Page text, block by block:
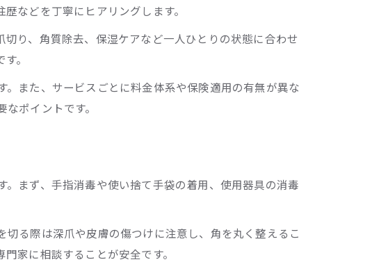
ト事例
方法
ト体制
重要性
点
メリット
策
夫
などを丁寧にヒアリングします。
り、角質除去、保湿ケアなど一人ひとりの状態に合わせ
。
また、サービスごとに料金体系や保険適用の有無が異な
ポイントです。
まず、手指消毒や使い捨て手袋の着用、使用器具の消毒
る際は深爪や皮膚の傷つけに注意し、角を丸く整えるこ
家に相談することが安全です。